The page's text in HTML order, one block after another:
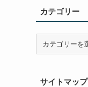
ブカテゴリー
ーサイトマップ